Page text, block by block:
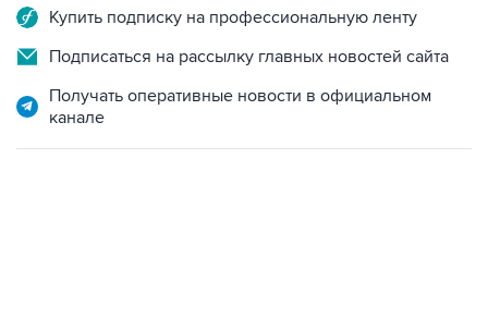
Купить подписку на профессиональную ленту
Подписаться на рассылку главных новостей сайта
Получать оперативные новости в официальном
канале